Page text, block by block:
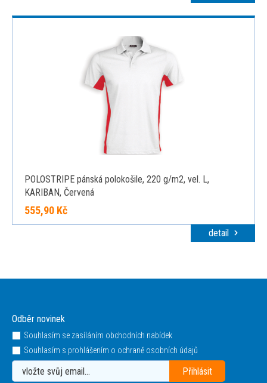
POLOSTRIPE pánská polokošile, 220 g/m2, vel. L,
KARIBAN, Červená
555,90 Kč
detail
Odběr novinek
Souhlasím se zasíláním obchodních nabídek
Souhlasím s prohlášením o ochraně osobních údajů